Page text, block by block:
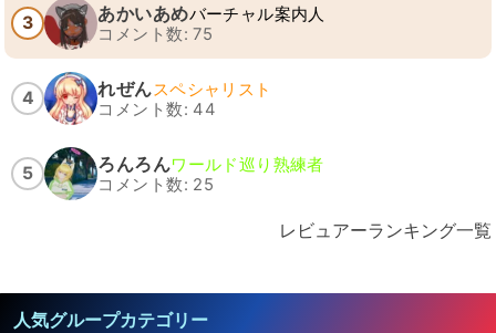
3 あかいあめバーチャル案内人
コメント数: 75
4 れぜんスペシャリスト
コメント数: 44
5 ろんろんワールド巡り熟練者
コメント数: 25
レビュアーランキング一覧
人気グループカテゴリー